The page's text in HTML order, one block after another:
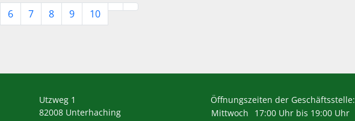
6 7 8 9 10
Utzweg 1
82008 Unterhaching
Öffnungszeiten der Geschäftsstelle:
Mittwoch
17:00 Uhr bis 19:00 Uhr